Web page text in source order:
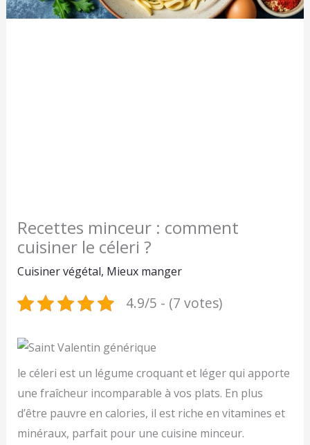
Recettes minceur : comment
cuisiner le céleri ?
Cuisiner végétal, Mieux manger
4.9/5 - (7 votes)
le céleri est un légume croquant et léger qui apporte
une fraîcheur incomparable à vos plats. En plus
d’être pauvre en calories, il est riche en vitamines et
minéraux, parfait pour une cuisine minceur.